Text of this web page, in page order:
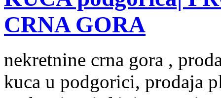
CRNA GORA
nekretnine crna gora ,
kuca u podgorici, prodaja